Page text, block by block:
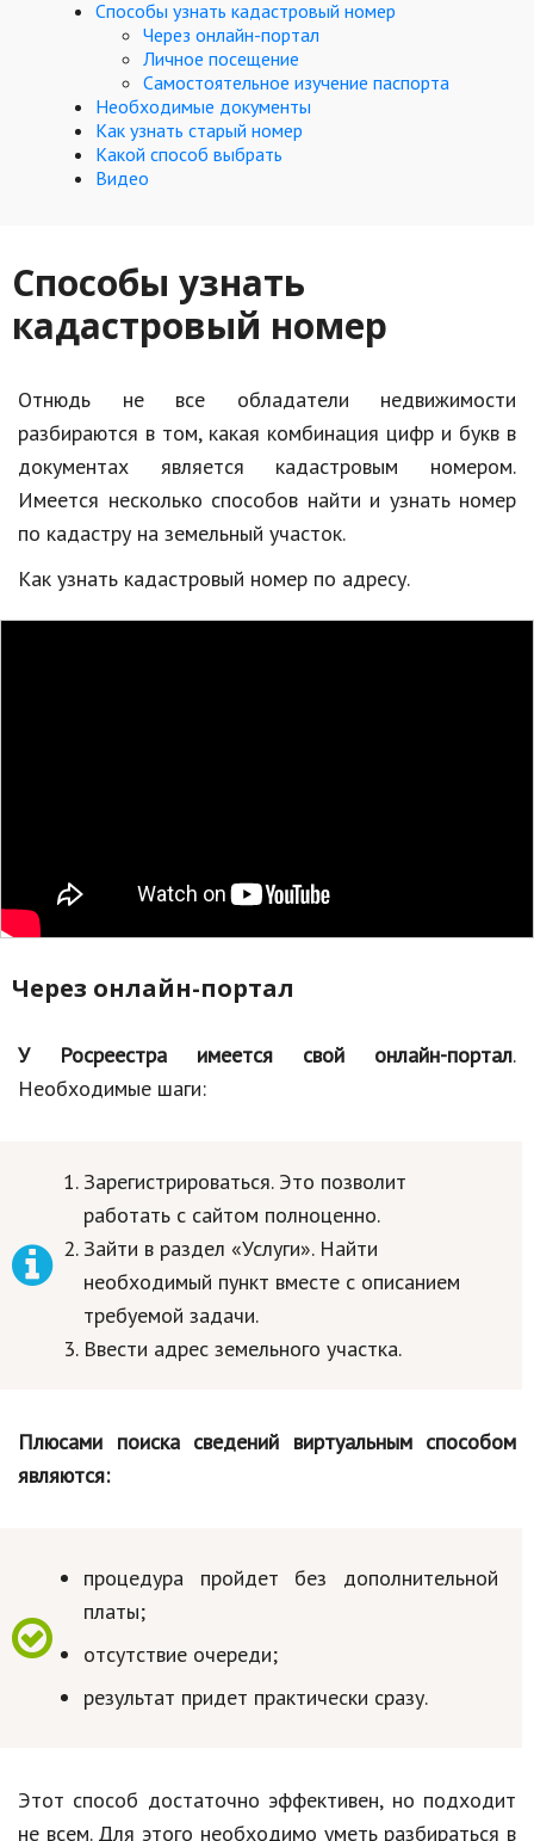
Работа и бизнес
Животные
Еда и напитки
Кинематограф
Домашние животные
Путешествия
Строительство
Мода и стиль
Бизнес
Наука и технологии
Способы узнать кадастровый номер
Через онлайн-портал
Личное посещение
Самостоятельное изучение паспорта
Необходимые документы
Как узнать старый номер
Какой способ выбрать
Видео
Способы узнать
кадастровый номер
Отнюдь не все обладатели недвижимости
разбираются в том, какая комбинация цифр и букв в
документах является кадастровым номером.
Имеется несколько способов найти и узнать номер
по кадастру на земельный участок.
Как узнать кадастровый номер по адресу.
Через онлайн-портал
У Росреестра имеется свой онлайн-портал.
Необходимые шаги:
Зарегистрироваться. Это позволит
работать с сайтом полноценно.
Зайти в раздел «Услуги». Найти
необходимый пункт вместе с описанием
требуемой задачи.
Ввести адрес земельного участка.
Плюсами поиска сведений виртуальным способом
являются:
процедура пройдет без дополнительной
платы;
отсутствие очереди;
результат придет практически сразу.
Этот способ достаточно эффективен, но подходит
не всем. Для этого необходимо уметь разбираться в